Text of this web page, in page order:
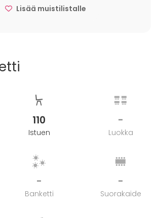
lägga till vid ångbåtsbryggan.
gäster sova över – vi erbjuder 53
Lisää muistilistalle
110
Istuen
-
Luokka
-
Banketti
-
Suorakaide